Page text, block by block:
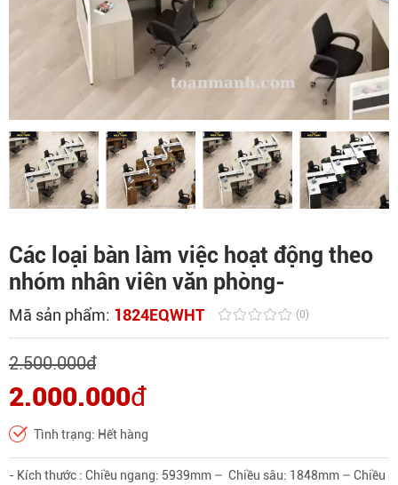
Các loại bàn làm việc hoạt động theo
nhóm nhân viên văn phòng-
Mã sản phẩm: 1824EQWHT (0)
2.500.000đ
2.000.000đ
Tình trạng: Hết hàng
- Kích thước : Chiều ngang: 5939mm – Chiều sâu: 1848mm – Chiều